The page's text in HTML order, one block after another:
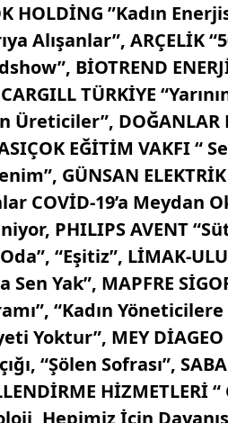
HOLDİNG ”Kadın
Alışanlar”, ARÇELİK
BİOTREND
TÜRKİYE
Üreticiler”, DOĞANLAR
EĞİTİM VAKFI “
GÜNSAN
COVİD-19’a Meydan
PHILIPS AVENT
“Eşitiz”, LİMAK-
Sen Yak”, MAPFRE
“Kadın
Yoktur”, MEY
“Şölen Sofrası”,
HİZMETLERİ